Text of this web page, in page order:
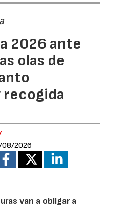
2026 ante
olas de
2026
van a obligar a